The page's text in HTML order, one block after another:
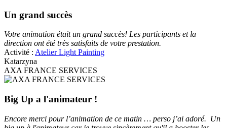
Un grand succès
Votre animation était un grand succès! Les participants et la
direction ont été très satisfaits de votre prestation.
Activité : Atelier Light Painting
Katarzyna
AXA FRANCE SERVICES
Big Up a l'animateur !
Encore merci pour l’animation de ce matin … perso j’ai adoré. Un